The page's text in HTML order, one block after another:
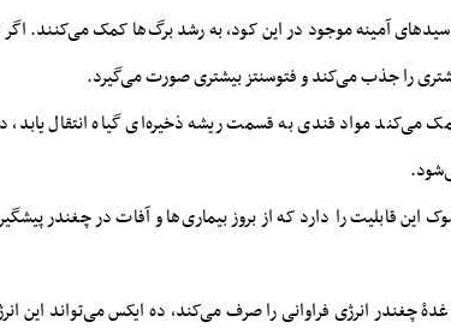
آمینه موجود در این کود، به رشد برگ‌ها کمک می‌کنند.
را جذب می‌کند و فتوسنتز بیشتری صورت می‌گیرد.
می‌کند مواد قندی به قسمت ریشه ذخیره‌ای گیاه انتقال یابد،
این قابلیت را دارد که از بروز بیماری‌ها و آفات در چغندر
چغندر انرژی فراوانی را صرف می‌کند، ده ایکس می‌تواند این